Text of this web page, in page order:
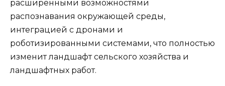
расширенными возможностями
распознавания окружающей среды,
интеграцией с дронами и
роботизированными системами, что полностью
изменит ландшафт сельского хозяйства и
ландшафтных работ.